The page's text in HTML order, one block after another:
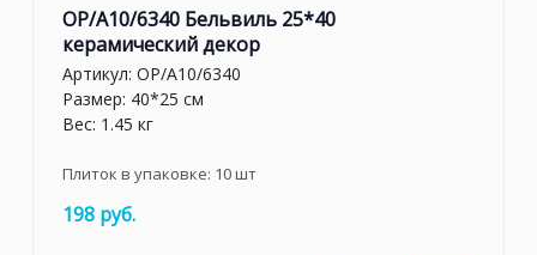
OP/A10/6340 Бельвиль 25*40
керамический декор
Артикул: OP/A10/6340
Размер: 40*25 см
Вес: 1.45 кг
Плиток в упаковке: 10шт
198 руб.